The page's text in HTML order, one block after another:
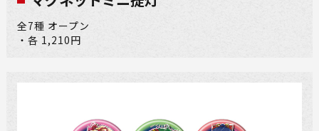
全7種 オープン
・各 1,210円